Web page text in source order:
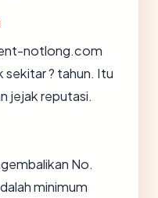
notlong.com
sekitar ? tahun. Itu
jejak reputasi.
No.
minimum